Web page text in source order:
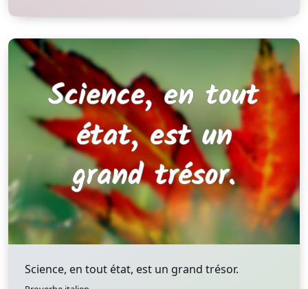
Science, en tout état, est un grand trésor.